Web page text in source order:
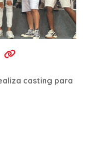
casting para